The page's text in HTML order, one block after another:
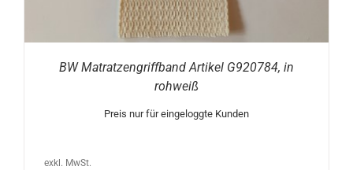
BW Matratzengriffband Artikel G920784, in
rohweiß
Preis nur für eingeloggte Kunden
exkl. MwSt.